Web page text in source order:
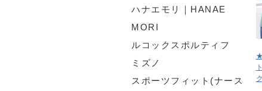
ハナエモリ｜HANAE
MORI
ルコックスポルティフ
ミズノ
スポーツフィット(ナース